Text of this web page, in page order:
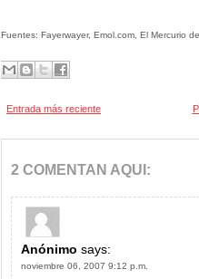
Fuentes: Fayerwayer, Emol.com, El Mercurio
Entrada más reciente
2 COMENTAN AQUI:
Anónimo says:
noviembre 06, 2007 9:12 p.m.